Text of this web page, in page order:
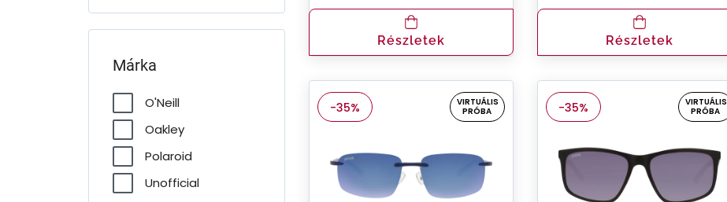
Márka
O'Neill
Oakley
Polaroid
Unofficial
Részletek Részletek
-35%
VIRTUÁLIS
PRÓBA
-35%
VIRTUÁLIS
PRÓBA